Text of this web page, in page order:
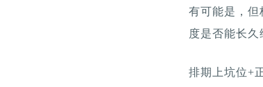
有可能是，但
度是否能长久
排期上坑位+